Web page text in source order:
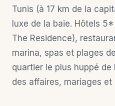
Tunis (à 17 km de la
luxe de la baie. Hôtels
The Residence),
marina, spas et plages
quartier le plus huppé de
des affaires, mariages et